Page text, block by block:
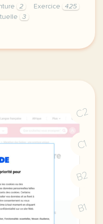
2 Exercice
425
3
un voyage
C2
C1
B2
B1